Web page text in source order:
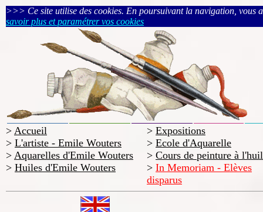
>>> Ce site utilise des cookies. En poursuivant la navigation, vous
savoir plus et paramétrer vos cookies
> Accueil
> L'artiste - Emile Wouters
> Aquarelles d'Emile Wouters
> Huiles d'Emile Wouters
> Expositions
> Ecole d'Aquarelle
> Cours de peinture à
> In Memoriam - Elèves
disparus